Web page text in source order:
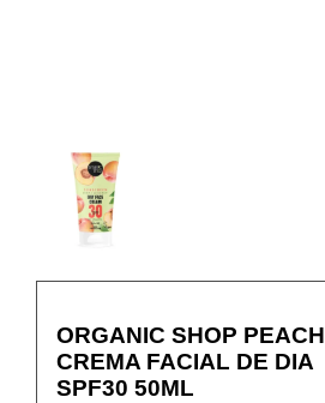
ORGANIC SHOP PEACH
CREMA FACIAL DE DIA
SPF30 50ML